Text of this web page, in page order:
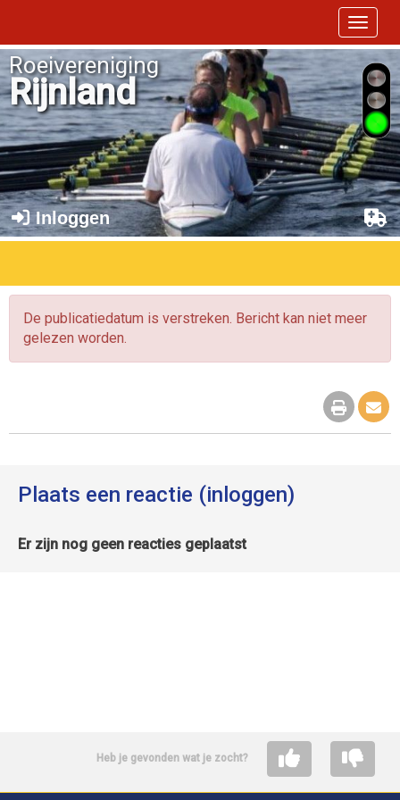
Toggle
Roeivereniging
Rijnland
Inloggen
De publicatiedatum is verstreken. Bericht kan niet meer
gelezen worden.
Plaats een reactie (inloggen)
Er zijn nog geen reacties geplaatst
Heb je gevonden wat je zocht?